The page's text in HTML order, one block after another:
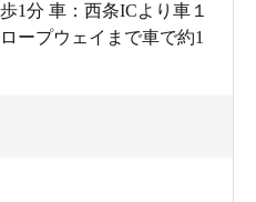
1分 車：西条ICより車１
プウェイまで車で約1